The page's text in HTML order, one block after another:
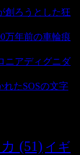
創ろうとした狂
万年前の車輪痕
ニアディグニダ
たSOSの文字
(51) イギ